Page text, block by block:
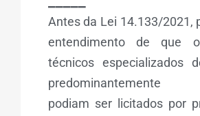
Antes da Lei 14.133/2021,
entendimento de que
técnicos especializados
predominantemente
podiam ser licitados por